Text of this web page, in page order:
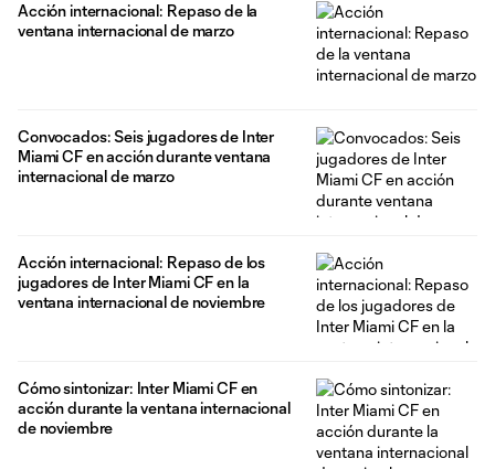
Acción internacional: Repaso de la
ventana internacional de marzo
Convocados: Seis jugadores de Inter
Miami CF en acción durante ventana
internacional de marzo
Acción internacional: Repaso de los
jugadores de Inter Miami CF en la
ventana internacional de noviembre
Cómo sintonizar: Inter Miami CF en
acción durante la ventana internacional
de noviembre